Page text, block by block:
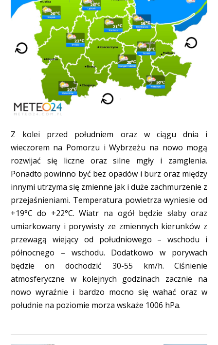
Z kolei przed południem oraz w ciągu dnia i
wieczorem na Pomorzu i Wybrzeżu na nowo mogą
rozwijać się liczne oraz silne mgły i zamglenia.
Ponadto powinno być bez opadów i burz oraz między
innymi utrzyma się zmienne jak i duże zachmurzenie z
przejaśnieniami. Temperatura powietrza wyniesie od
+19°C do +22°C. Wiatr na ogół będzie słaby oraz
umiarkowany i porywisty ze zmiennych kierunków z
przewagą wiejący od południowego – wschodu i
północnego – wschodu. Dodatkowo w porywach
będzie on dochodzić 30-55 km/h. Ciśnienie
atmosferyczne w kolejnych godzinach zacznie na
nowo wyraźnie i bardzo mocno się wahać oraz w
południe na poziomie morza wskaże 1006 hPa.